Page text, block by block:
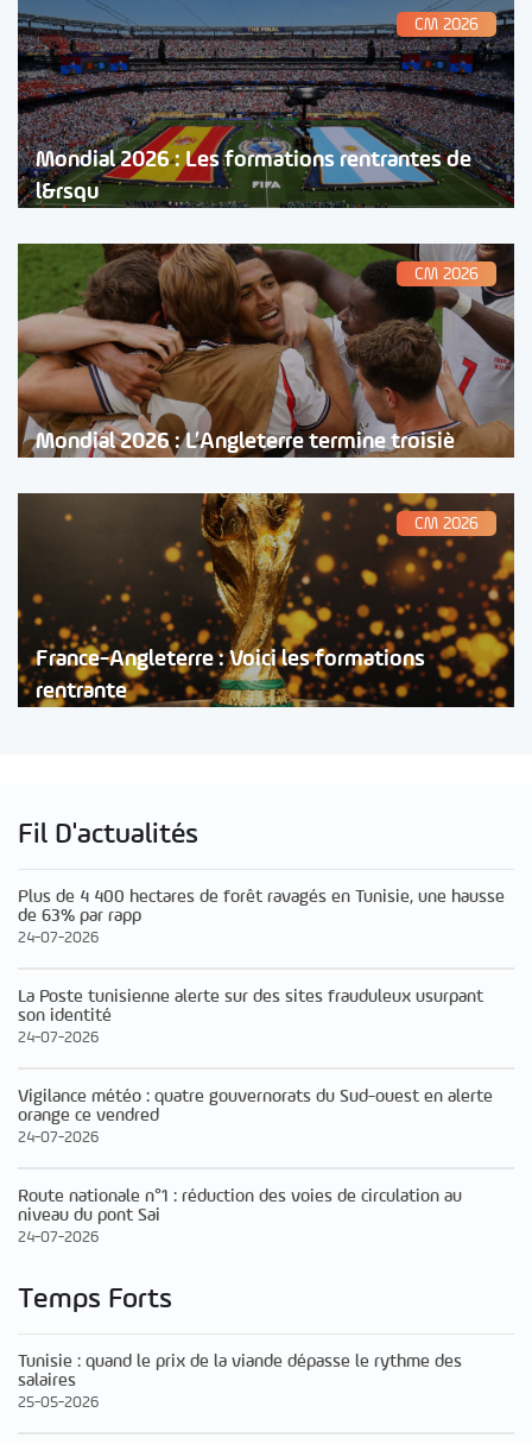
CM 2026
Mondial 2026 : Les formations rentrantes de
l&rsqu
CM 2026
Mondial 2026 : L’Angleterre termine troisiè
CM 2026
France-Angleterre : Voici les formations
rentrante
Fil D'actualités
Plus de 4 400 hectares de forêt ravagés en Tunisie, une hausse
de 63% par rapp
24-07-2026
La Poste tunisienne alerte sur des sites frauduleux usurpant
son identité
24-07-2026
Vigilance météo : quatre gouvernorats du Sud-ouest en alerte
orange ce vendred
24-07-2026
Route nationale n°1 : réduction des voies de circulation au
niveau du pont Sai
24-07-2026
Temps Forts
Tunisie : quand le prix de la viande dépasse le rythme des
salaires
25-05-2026